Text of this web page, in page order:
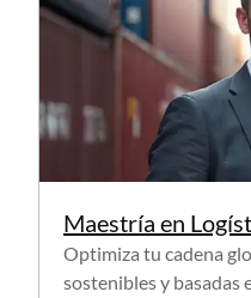
Maestría en
Optimiza tu cadena
sostenibles y basadas